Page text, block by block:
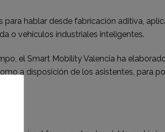
hablar desde fabricación aditiva,
o vehículos industriales inteligentes.
el Smart Mobility Valencia ha
a disposición de los asistentes, para